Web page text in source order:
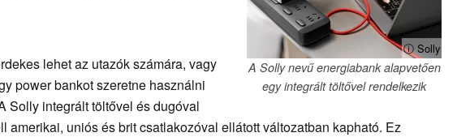
ⓘ Solly
A Solly nevű energiabank alapvetően
egy integrált töltővel rendelkezik
lehet az utazók számára, vagy
power bankot szeretne használni
Solly integrált töltővel és dugóval
amerikai, uniós és brit csatlakozóval ellátott változatban kapható. Ez